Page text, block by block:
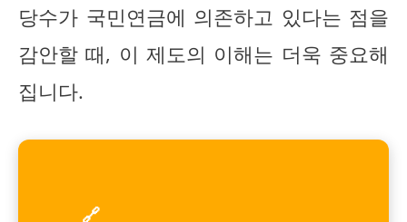
당수가 국민연금에 의존하고 있다는 점을
감안할 때, 이 제도의 이해는 더욱 중요해
집니다.
🔗